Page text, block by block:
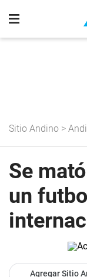
Sitio Andino >
Se
un
Agregar Sitio